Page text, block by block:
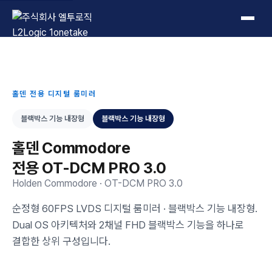
L2Logic 1onetake
홀덴 전용 디지털 룸미러
블랙박스 기능 내장형 블랙박스 기능 내장형
홀덴 Commodore
전용 OT-DCM PRO 3.0
Holden Commodore · OT-DCM PRO 3.0
순정형 60FPS LVDS 디지털 룸미러 · 블랙박스 기능 내장형.
Dual OS 아키텍처와 2채널 FHD 블랙박스 기능을 하나로
결합한 상위 구성입니다.